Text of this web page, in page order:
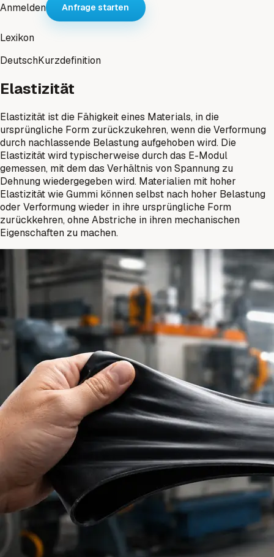
Anmelden Anfrage starten
Lexikon
DeutschKurzdefinition
Elastizität
Elastizität ist die Fähigkeit eines Materials, in die
ursprüngliche Form zurückzukehren, wenn die Verformung
durch nachlassende Belastung aufgehoben wird. Die
Elastizität wird typischerweise durch das E-Modul
gemessen, mit dem das Verhältnis von Spannung zu
Dehnung wiedergegeben wird. Materialien mit hoher
Elastizität wie Gummi können selbst nach hoher Belastung
oder Verformung wieder in ihre ursprüngliche Form
zurückkehren, ohne Abstriche in ihren mechanischen
Eigenschaften zu machen.